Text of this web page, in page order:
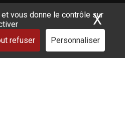
vous donne le contrôle sur
refuser Personnaliser
X